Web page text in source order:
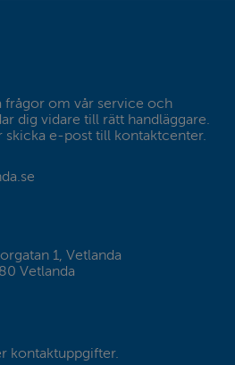
frågor om vår service och
dig vidare till rätt handläggare.
skicka e-post till kontaktcenter.
1, Vetlanda
Vetlanda
kontaktuppgifter.